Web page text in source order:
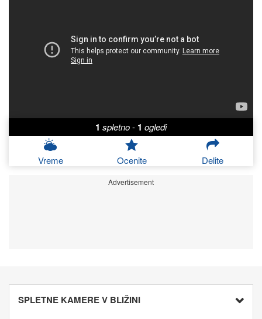
1 spletno- 1 ogledi
Vreme Ocenite Delite
Advertisement
SPLETNE KAMERE V BLIŽINI